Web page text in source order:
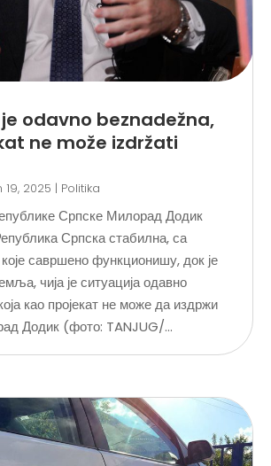
je odavno beznadežna,
ne može izdržati
19, 2025 | Politika
Српске Милорад Додик
Српска стабилна, са
савршено функционишу, док је
чија је ситуација одавно
као пројекат не може да издржи
Додик (фото: TANJUG/...